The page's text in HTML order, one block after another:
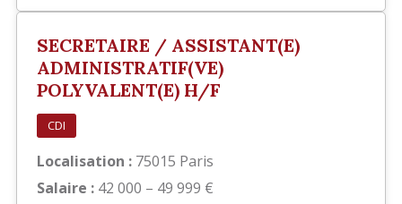
Identifier de nouve…
SECRETAIRE / ASSISTANT(E)
ADMINISTRATIF(VE)
POLYVALENT(E) H/F
CDI
Localisation : 75015 Paris
Salaire : 42 000 – 49 999 €